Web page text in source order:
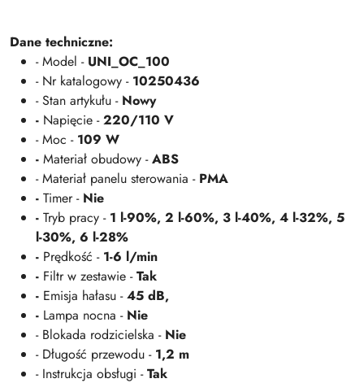
Dane techniczne:
- Model - UNI_OC_100
- Nr katalogowy - 10250436
- Stan artykułu - Nowy
- Napięcie -220/110 V
- Moc - 109 W
- Materiał obudowy -ABS
- Materiał panelu sterowania - PMA
- Timer - Nie
- Tryb pracy - 1 l-90%, 2 l-60%, 3 l-40%, 4 l-32%, 5
l-30%, 6 l-28%
- Prędkość - 1-6 l/min
- Filtr w zestawie -Tak
- Emisja hałasu -45 dB,
- Lampa nocna - Nie
- Blokada rodzicielska - Nie
- Długość przewodu - 1,2 m
- Instrukcja obsługi -Tak